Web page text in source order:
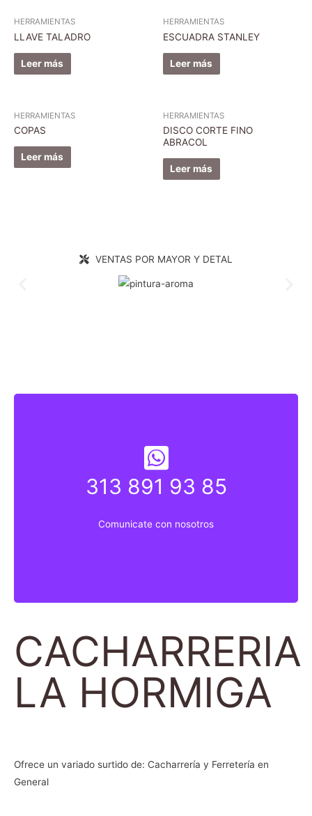
HERRAMIENTAS
LLAVE TALADRO
Leer más
HERRAMIENTAS
ESCUADRA STANLEY
Leer más
HERRAMIENTAS
COPAS
Leer más
HERRAMIENTAS
DISCO CORTE FINO
ABRACOL
Leer más
VENTAS POR MAYOR Y DETAL
CACHARRERIA
LA HORMIGA
Ofrece un variado surtido de: Cacharrería y Ferretería en
General
313 891 93 85
Comunicate con nosotros
313 891 9835
Comunicate con nosotros